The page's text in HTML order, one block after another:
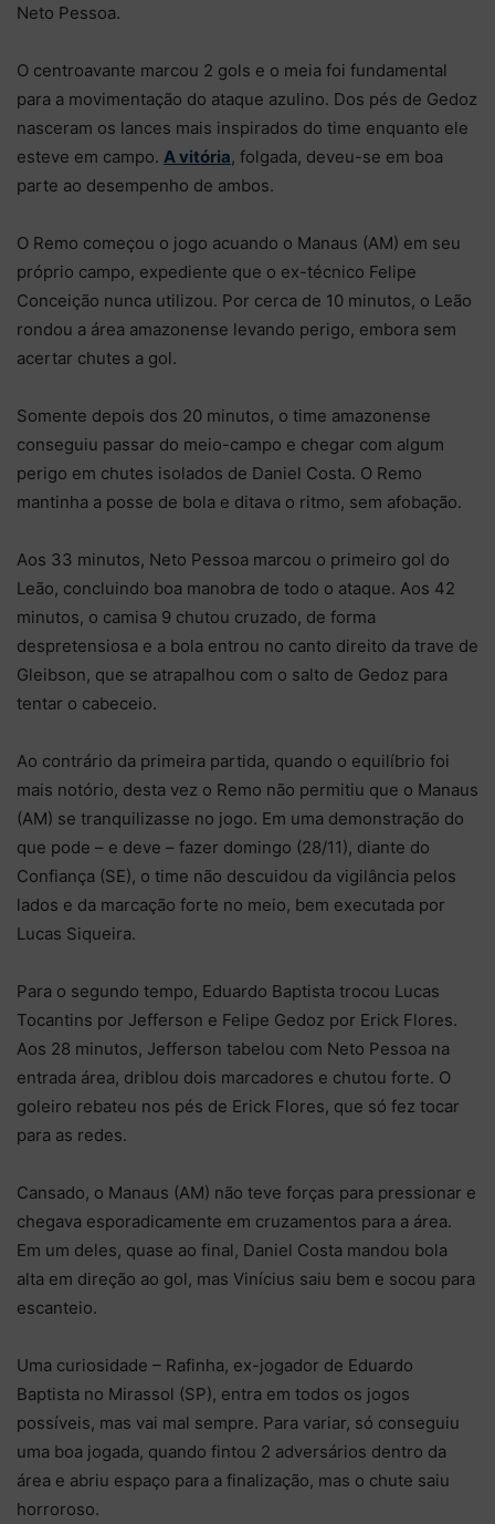
Neto Pessoa.
O centroavante marcou 2 gols e o meia foi fundamental
para a movimentação do ataque azulino. Dos pés de Gedoz
nasceram os lances mais inspirados do time enquanto ele
esteve em campo. A vitória, folgada, deveu-se em boa
parte ao desempenho de ambos.
O Remo começou o jogo acuando o Manaus (AM) em seu
próprio campo, expediente que o ex-técnico Felipe
Conceição nunca utilizou. Por cerca de 10 minutos, o Leão
rondou a área amazonense levando perigo, embora sem
acertar chutes a gol.
Somente depois dos 20 minutos, o time amazonense
conseguiu passar do meio-campo e chegar com algum
perigo em chutes isolados de Daniel Costa. O Remo
mantinha a posse de bola e ditava o ritmo, sem afobação.
Aos 33 minutos, Neto Pessoa marcou o primeiro gol do
Leão, concluindo boa manobra de todo o ataque. Aos 42
minutos, o camisa 9 chutou cruzado, de forma
despretensiosa e a bola entrou no canto direito da trave de
Gleibson, que se atrapalhou com o salto de Gedoz para
tentar o cabeceio.
Ao contrário da primeira partida, quando o equilíbrio foi
mais notório, desta vez o Remo não permitiu que o Manaus
(AM) se tranquilizasse no jogo. Em uma demonstração do
que pode – e deve – fazer domingo (28/11), diante do
Confiança (SE), o time não descuidou da vigilância pelos
lados e da marcação forte no meio, bem executada por
Lucas Siqueira.
Para o segundo tempo, Eduardo Baptista trocou Lucas
Tocantins por Jefferson e Felipe Gedoz por Erick Flores.
Aos 28 minutos, Jefferson tabelou com Neto Pessoa na
entrada área, driblou dois marcadores e chutou forte. O
goleiro rebateu nos pés de Erick Flores, que só fez tocar
para as redes.
Cansado, o Manaus (AM) não teve forças para pressionar e
chegava esporadicamente em cruzamentos para a área.
Em um deles, quase ao final, Daniel Costa mandou bola
alta em direção ao gol, mas Vinícius saiu bem e socou para
escanteio.
Uma curiosidade – Rafinha, ex-jogador de Eduardo
Baptista no Mirassol (SP), entra em todos os jogos
possíveis, mas vai mal sempre. Para variar, só conseguiu
uma boa jogada, quando fintou 2 adversários dentro da
área e abriu espaço para a finalização, mas o chute saiu
horroroso.